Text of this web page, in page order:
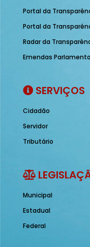
Portal da
Portal da
Radar da
Emendas
SERVIÇOS
Cidadão
Servidor
Tributário
Municipal
Estadual
Federal